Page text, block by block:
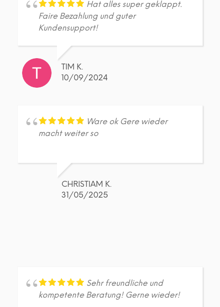
Hat alles super geklappt.
Faire Bezahlung und guter
Kundensupport!
TIM K.
10/09/2024
Ware ok Gere wieder
macht weiter so
CHRISTIAM K.
31/05/2025
Sehr freundliche und
kompetente Beratung! Gerne wieder!